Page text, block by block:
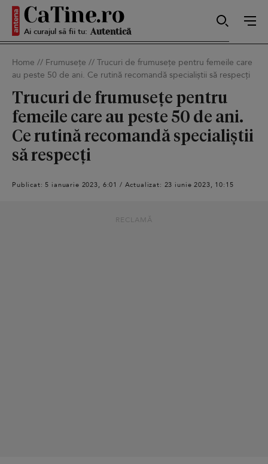
Ai curajul să fii tu: Sexy
Autentică
Smart
Home // Frumusețe // Trucuri de frumusețe pentru femeile care
au peste 50 de ani. Ce rutină recomandă specialiștii să respecți
Trucuri de frumusețe pentru
femeile care au peste 50 de ani.
Ce rutină recomandă specialiștii
să respecți
Publicat: 5 ianuarie 2023, 6:01 / Actualizat: 23 iunie 2023, 10:15
RECLAMĂ